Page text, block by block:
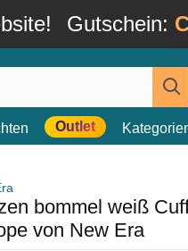
Gutschein:
Outlet
bommel weiß
von New Era